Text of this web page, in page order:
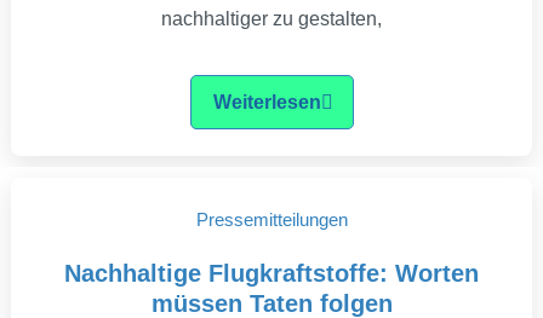
nachhaltiger zu gestalten,
Weiterlesen
Pressemitteilungen
Nachhaltige Flugkraftstoffe: Worten
müssen Taten folgen